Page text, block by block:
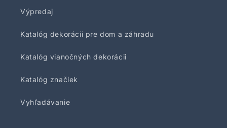
Výpredaj
Katalóg dekorácii pre dom a záhradu
Katalóg vianočných dekorácii
Katalóg značiek
Vyhľadávanie